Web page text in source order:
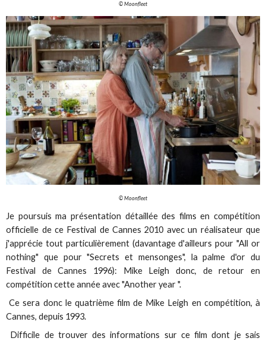
© Moonfleet
© Moonfleet
Je poursuis ma présentation détaillée des films en compétition
officielle de ce Festival de Cannes 2010 avec un réalisateur que
j'apprécie tout particulièrement (davantage d'ailleurs pour "All or
nothing" que pour "Secrets et mensonges", la palme d'or du
Festival de Cannes 1996): Mike Leigh donc, de retour en
compétition cette année avec "Another year ".
Ce sera donc le quatrième film de Mike Leigh en compétition, à
Cannes, depuis 1993.
Difficile de trouver des informations sur ce film dont je sais